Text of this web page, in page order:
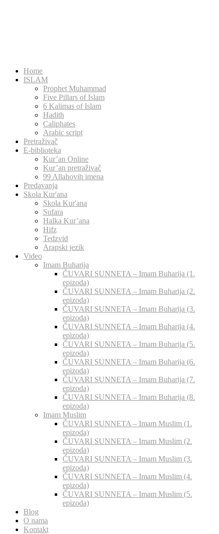
Home
ISLAM
Prophet Muhammad
Five Pillars of Islam
6 Kalimas of Islam
Hadith
Caliphates
Arabic script
Pretraživač
E-biblioteka
Kur’an Online
Kur’an pretraživač
99 Allahovih imena
Predavanja
Skola Kur'ana
Skola Kur'ana
Sufara
Halka Kur’ana
Hifz
Tedzvid
Arapski jezik
Video
Imam Buharija
ČUVARI SUNNETA – Imam Buharija (1.
epizoda)
ČUVARI SUNNETA – Imam Buharija (2.
epizoda)
ČUVARI SUNNETA – Imam Buharija (3.
epizoda)
ČUVARI SUNNETA – Imam Buharija (4.
epizoda)
ČUVARI SUNNETA – Imam Buharija (5.
epizoda)
ČUVARI SUNNETA – Imam Buharija (6.
epizoda)
ČUVARI SUNNETA – Imam Buharija (7.
epizoda)
ČUVARI SUNNETA – Imam Buharija (8.
epizoda)
Imam Muslim
ČUVARI SUNNETA – Imam Muslim (1.
epizoda)
ČUVARI SUNNETA – Imam Muslim (2.
epizoda)
ČUVARI SUNNETA – Imam Muslim (3.
epizoda)
ČUVARI SUNNETA – Imam Muslim (4.
epizoda)
ČUVARI SUNNETA – Imam Muslim (5.
epizoda)
Blog
O nama
Kontakt